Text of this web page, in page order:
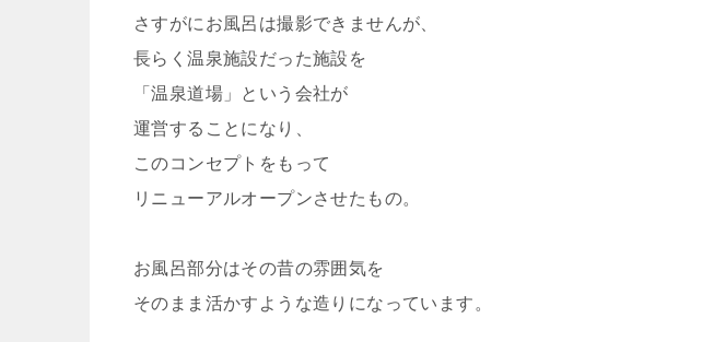
さすがにお風呂は撮影できませんが、
長らく温泉施設だった施設を
「温泉道場」という会社が
運営することになり、
このコンセプトをもって
リニューアルオープンさせたもの。
お風呂部分はその昔の雰囲気を
そのまま活かすような造りになっています。